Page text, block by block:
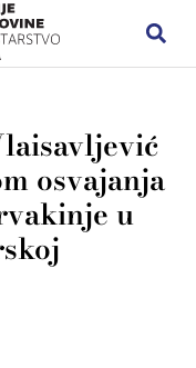
osvajanja
u